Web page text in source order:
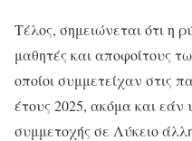
Τέλος, σημειώνεται ότι η
μαθητές και αποφοίτους
οποίοι συμμετείχαν στις
έτους 2025, ακόμα και
συμμετοχής σε Λύκειο